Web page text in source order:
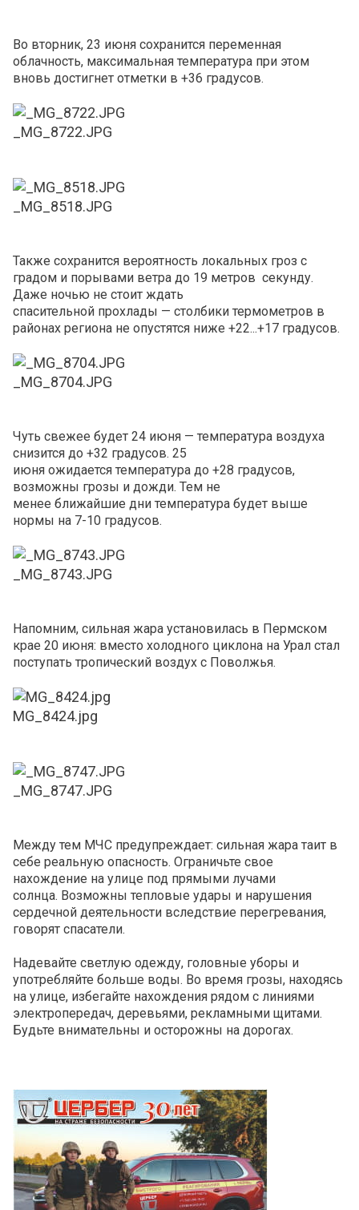
Во вторник, 23 июня сохранится переменная
облачность, максимальная температура при этом
вновь достигнет отметки в +36 градусов.
_MG_8722.JPG
_MG_8518.JPG
Также сохранится вероятность локальных гроз с
градом и порывами ветра до 19 метров секунду.
Даже ночью не стоит ждать
спасительной прохлады — столбики термометров в
районах региона не опустятся ниже +22...+17 градусов.
_MG_8704.JPG
Чуть свежее будет 24 июня — температура воздуха
снизится до +32 градусов. 25
июня ожидается температура до +28 градусов,
возможны грозы и дожди. Тем не
менее ближайшие дни температура будет выше
нормы на 7-10 градусов.
_MG_8743.JPG
Напомним, сильная жара установилась в Пермском
крае 20 июня: вместо холодного циклона на Урал стал
поступать тропический воздух с Поволжья.
MG_8424.jpg
_MG_8747.JPG
Между тем МЧС предупреждает: сильная жара таит в
себе реальную опасность. Ограничьте свое
нахождение на улице под прямыми лучами
солнца. Возможны тепловые удары и нарушения
сердечной деятельности вследствие перегревания,
говорят спасатели.
Надевайте светлую одежду, головные уборы и
употребляйте больше воды. Во время грозы, находясь
на улице, избегайте нахождения рядом с линиями
электропередач, деревьями, рекламными щитами.
Будьте внимательны и осторожны на дорогах.